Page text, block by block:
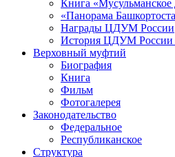
Книга «Мусульманское
«Панорама
Награды ЦДУМ России
История ЦДУМ России
Верховный муфтий
Биография
Книга
Фильм
Фотогалерея
Законодательство
Федеральное
Республиканское
Структура